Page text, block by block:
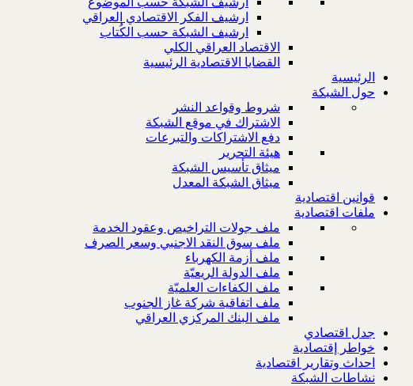
ارشيف الفكر الاقتصادي العراقي
ارشيف الشبكة حسب الكُتاب
الاقتصاد العراقي الكلي
القضايا الاقتصادية الرئيسية
الرئيسية
حول الشبكة
شروط وقواعد النشر
الاشتراك في موقع الشبكة
دفع الاشتراكات والتبرعات
هيئة التحرير
ميثاق تأسيس الشبكة
ميثاق الشبكة المعدل
قوانين اقتصادية
ملفات اقتصادية
ملف جولات التراخيص وعقود الخدمة
ملف سوق النقد الاجنبي وسعر الصرف
ملف أزمة الكهرباء
ملف الدولة الريعيّة
ملف الكفاءات العلميّة
ملف اتفاقية شركة غاز الجنوب
ملف البنك المركزي العراقي
جدل اقتصادي
خواطر إقتصادية
احداث وتقارير اقتصادية
نشاطات الشبكة